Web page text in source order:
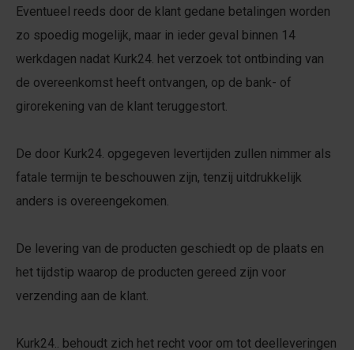
Eventueel reeds door de klant gedane betalingen worden
zo spoedig mogelijk, maar in ieder geval binnen 14
werkdagen nadat Kurk24. het verzoek tot ontbinding van
de overeenkomst heeft ontvangen, op de bank- of
girorekening van de klant teruggestort.
De door Kurk24. opgegeven levertijden zullen nimmer als
fatale termijn te beschouwen zijn, tenzij uitdrukkelijk
anders is overeengekomen.
De levering van de producten geschiedt op de plaats en
het tijdstip waarop de producten gereed zijn voor
verzending aan de klant.
Kurk24.. behoudt zich het recht voor om tot deelleveringen